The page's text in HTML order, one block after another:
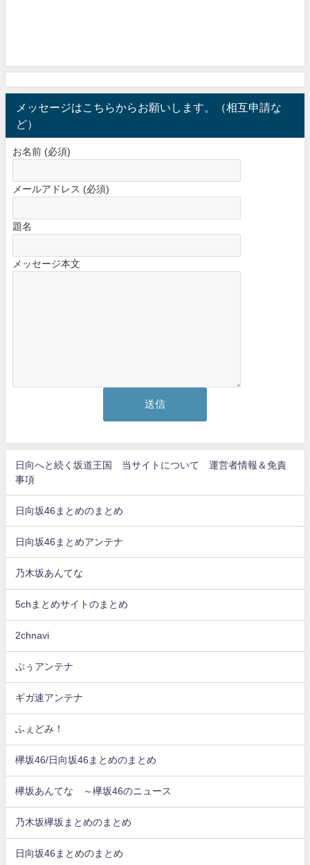
メッセージはこちらからお願いします。（相互申請な
ど）
お名前 (必須)
メールアドレス (必須)
題名
メッセージ本文
日向へと続く坂道王国 当サイトについて 運営者情報＆免責
事項
日向坂46まとめのまとめ
日向坂46まとめアンテナ
乃木坂あんてな
5chまとめサイトのまとめ
2chnavi
ぷぅアンテナ
ギガ速アンテナ
ふぇどみ！
欅坂46/日向坂46まとめのまとめ
欅坂あんてな ～欅坂46のニュース
乃木坂欅坂まとめのまとめ
日向坂46まとめのまとめ